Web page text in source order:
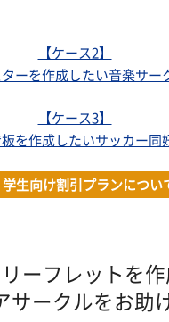
【ケース2】
ーを作成したい音楽サー
【ケース3】
を作成したいサッカー同
生向け割引プランについ
リーフレットを
サークルをお助